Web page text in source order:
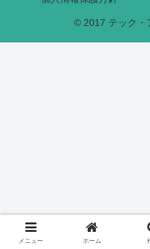
© 2017 テック・
メニュー ホーム